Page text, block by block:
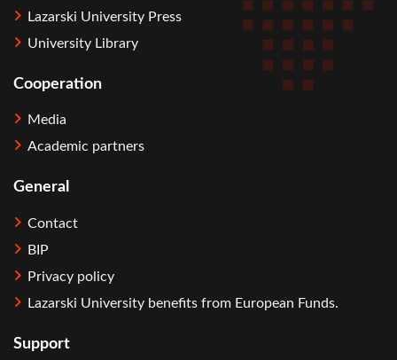
Lazarski University Press
University Library
Cooperation
Media
Academic partners
General
Contact
BIP
Privacy policy
Lazarski University benefits from European Funds.
Support